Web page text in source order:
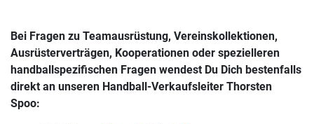
Bei Fragen zu Teamausrüstung, Vereinskollektionen,
Ausrüsterverträgen, Kooperationen oder spezielleren
handballspezifischen Fragen wendest Du Dich bestenfalls
direkt an unseren Handball-Verkaufsleiter Thorsten
Spoo: